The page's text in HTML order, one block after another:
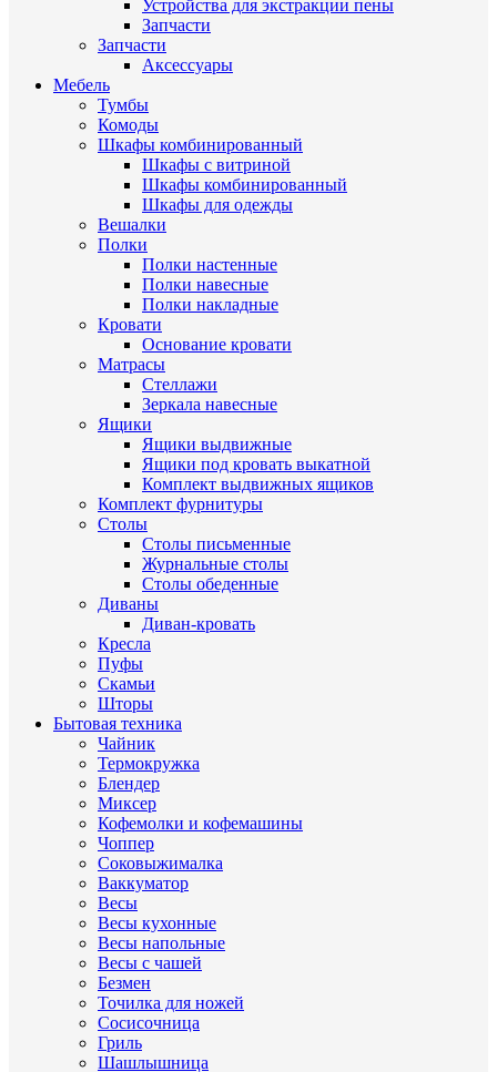
Устройства для экстракции пены
Запчасти
Запчасти
Аксессуары
Мебель
Тумбы
Комоды
Шкафы комбинированный
Шкафы с витриной
Шкафы комбинированный
Шкафы для одежды
Вешалки
Полки
Полки настенные
Полки навесные
Полки накладные
Кровати
Основание кровати
Матрасы
Стеллажи
Зеркала навесные
Ящики
Ящики выдвижные
Ящики под кровать выкатной
Комплект выдвижных ящиков
Комплект фурнитуры
Столы
Столы письменные
Журнальные cтолы
Столы обеденные
Диваны
Диван-кровать
Кресла
Пуфы
Скамьи
Шторы
Бытовая техника
Чайник
Термокружка
Блендер
Миксер
Кофемолки и кофемашины
Чоппер
Соковыжималка
Ваккуматор
Весы
Весы кухонные
Весы напольные
Весы с чашей
Безмен
Точилка для ножей
Сосисочница
Гриль
Шашлышница